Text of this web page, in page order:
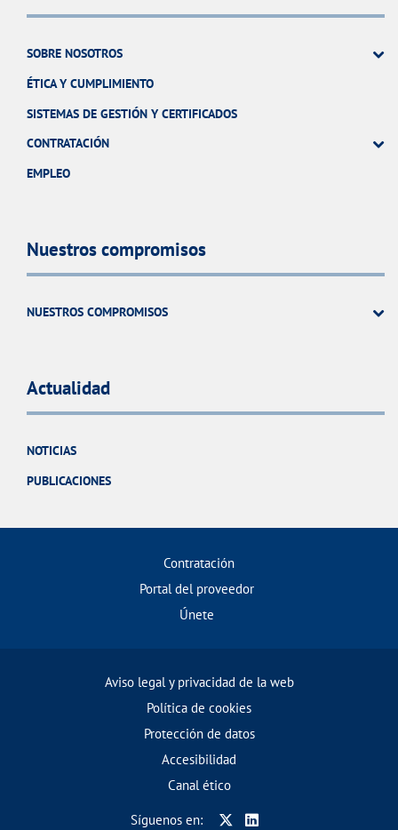
SOBRE NOSOTROS
ÉTICA Y CUMPLIMIENTO
SISTEMAS DE GESTIÓN Y CERTIFICADOS
CONTRATACIÓN
EMPLEO
Nuestros compromisos
NUESTROS COMPROMISOS
Actualidad
NOTICIAS
PUBLICACIONES
Contratación
Portal del proveedor
Únete
Aviso legal y privacidad de la web
Política de cookies
Protección de datos
Accesibilidad
Canal ético
Síguenos en: